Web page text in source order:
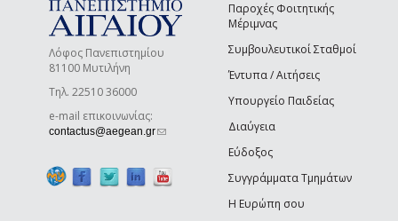
Λόφος Πανεπιστημίου
81100 Μυτιλήνη
Τηλ. 22510 36000
e-mail επικοινωνίας:
contactus@aegean.gr(link sends e-mail)
Παροχές Φοιτητικής
Μέριμνας
Συμβουλευτικοί Σταθμοί
Έντυπα / Αιτήσεις
Υπουργείο Παιδείας
Διαύγεια
Εύδοξος
Συγγράμματα Τμημάτων
Η Ευρώπη σου